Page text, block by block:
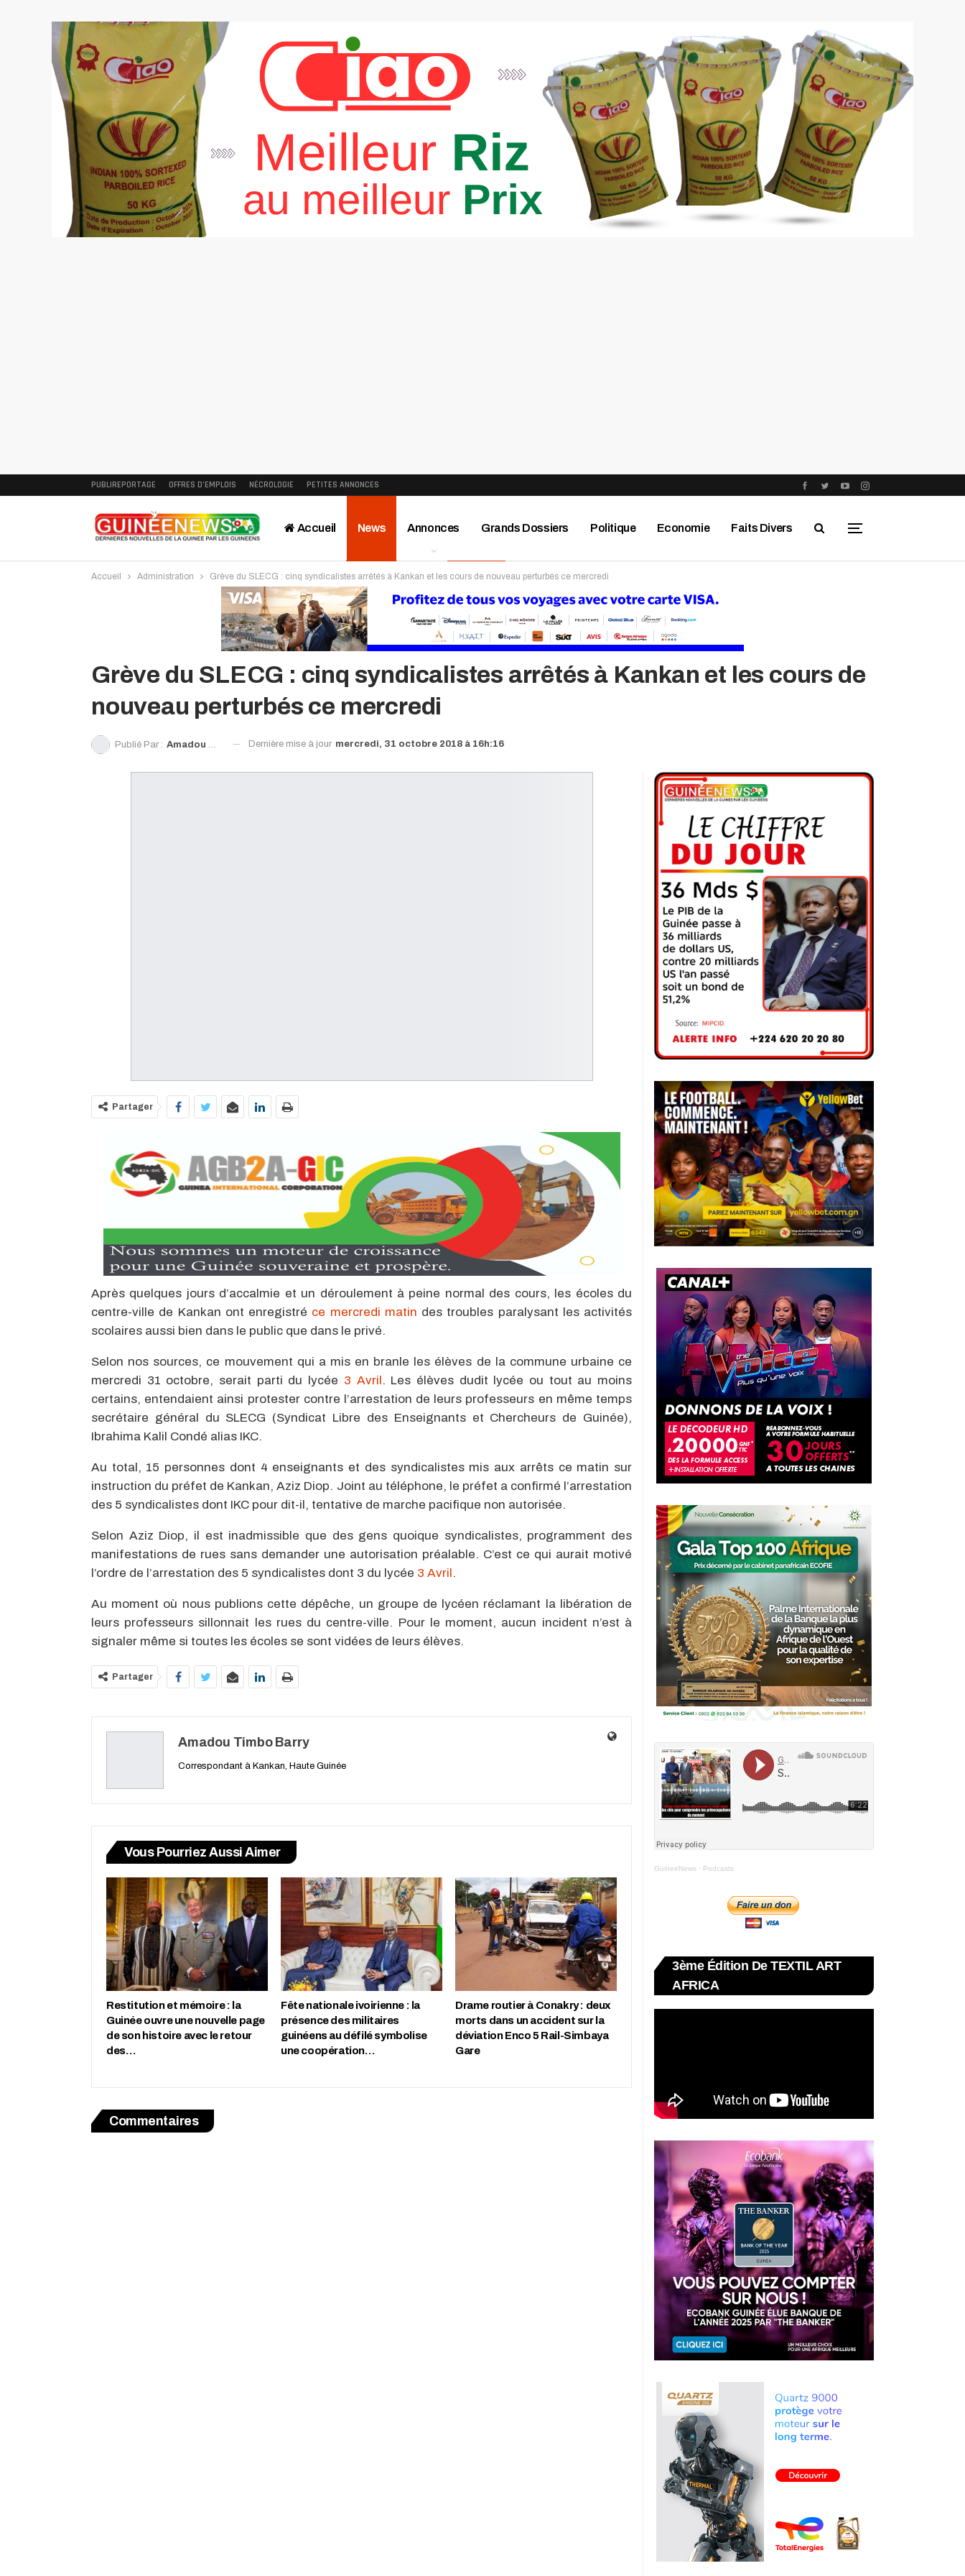
PUBLIREPORTAGE OFFRES D’EMPLOIS NÉCROLOGIE PETITES ANNONCES
Accueil News Annonces Grands Dossiers Politique Economie Faits Divers
Interviews Publireportage Région
Accueil Administration Grève du SLECG : cinq syndicalistes arrêtés à Kankan et les cours de nouveau perturbés ce mercredi
Grève du SLECG : cinq syndicalistes arrêtés à Kankan et les cours de
nouveau perturbés ce mercredi
Publié Par : Amadou Timbo Barry Dernière mise à jour mercredi, 31 octobre 2018 à 16h:16
Partager
Après quelques jours d’accalmie et un déroulement à peine normal des cours, les écoles du
centre-ville de Kankan ont enregistré ce mercredi matin des troubles paralysant les activités
scolaires aussi bien dans le public que dans le privé.
Selon nos sources, ce mouvement qui a mis en branle les élèves de la commune urbaine ce
mercredi 31 octobre, serait parti du lycée 3 Avril. Les élèves dudit lycée ou tout au moins
certains, entendaient ainsi protester contre l’arrestation de leurs professeurs en même temps
secrétaire général du SLECG (Syndicat Libre des Enseignants et Chercheurs de Guinée),
Ibrahima Kalil Condé alias IKC.
Au total, 15 personnes dont 4 enseignants et des syndicalistes mis aux arrêts ce matin sur
instruction du préfet de Kankan, Aziz Diop. Joint au téléphone, le préfet a confirmé l’arrestation
des 5 syndicalistes dont IKC pour dit-il, tentative de marche pacifique non autorisée.
Selon Aziz Diop, il est inadmissible que des gens quoique syndicalistes, programment des
manifestations de rues sans demander une autorisation préalable. C’est ce qui aurait motivé
l’ordre de l’arrestation des 5 syndicalistes dont 3 du lycée 3 Avril.
Au moment où nous publions cette dépêche, un groupe de lycéen réclamant la libération de
leurs professeurs sillonnait les rues du centre-ville. Pour le moment, aucun incident n’est à
signaler même si toutes les écoles se sont vidées de leurs élèves.
Partager
Amadou Timbo Barry
Correspondant à Kankan, Haute Guinée
Vous Pourriez Aussi Aimer
Restitution et mémoire : la
Guinée ouvre une nouvelle page
de son histoire avec le retour
des…
Fête nationale ivoirienne : la
présence des militaires
guinéens au défilé symbolise
une coopération…
Drame routier à Conakry : deux
morts dans un accident sur la
déviation Enco 5 Rail-Simbaya
Gare
Commentaires
GuineeNews · Podcasts
3ème Édition De TEXTIL ART
AFRICA